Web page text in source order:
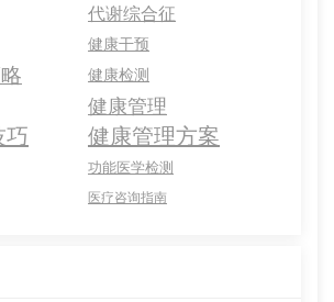
代谢综合征
健康干预
健康检测
健康管理
巧 健康管理方案
功能医学检测
医疗咨询指南